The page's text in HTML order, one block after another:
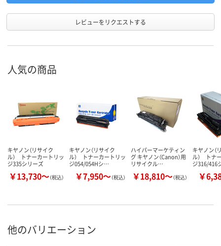
レビューをリクエストする
人気の商品
キヤノン（リサイク
ル） トナーカートリッ
ジ335シリーズ
￥13,730～（税込）
キヤノン（リサイク
ル） トナーカートリッ
ジ054/054Hシ…
￥7,950～（税込）
ハイパーマーケティン
グ キヤノン（Canon）用
リサイクル…
￥18,810～（税込）
キヤノン（
ル） トナ
ジ316/416
￥
他のバリエーション